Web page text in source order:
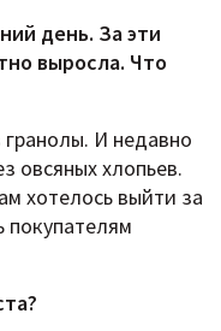
день. За эти
выросла. Что
гранолы. И недавно
овсяных хлопьев.
хотелось выйти за